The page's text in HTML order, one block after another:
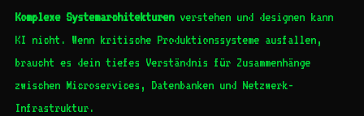
Komplexe Systemarchitekturenverstehen und designen kann
KI nicht. Wenn kritische Produktionssysteme ausfallen,
braucht es dein tiefes Verständnis für Zusammenhänge
zwischen Microservices, Datenbanken und Netzwerk-
Infrastruktur.